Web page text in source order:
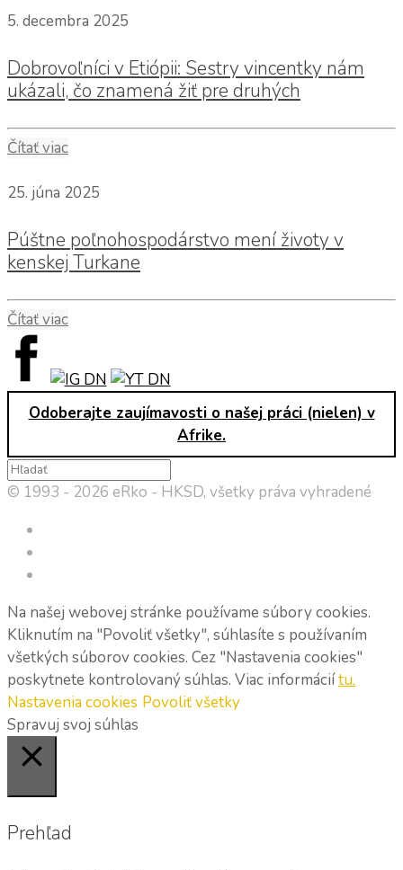
5. decembra 2025
Dobrovoľníci v Etiópii: Sestry vincentky nám
ukázali, čo znamená žiť pre druhých
Čítať viac
25. júna 2025
Púštne poľnohospodárstvo mení životy v
kenskej Turkane
Čítať viac
Odoberajte zaujímavosti o našej práci (nielen) v
Afrike.
© 1993 - 2026 eRko - HKSD, všetky práva vyhradené
Na našej webovej stránke používame súbory cookies.
Kliknutím na "Povoliť všetky", súhlasíte s používaním
všetkých súborov cookies. Cez "Nastavenia cookies"
poskytnete kontrolovaný súhlas. Viac informáciítu.
Nastavenia cookies Povoliť všetky
Spravuj svoj súhlas
Prehľad